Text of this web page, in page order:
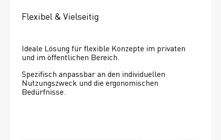
Flexibel & Vielseitig
Ideale Lösung für flexible Konzepte im privaten
und im öffentlichen Bereich.
Spezifisch anpassbar an den individuellen
Nutzungszweck und die ergonomischen
Bedürfnisse.